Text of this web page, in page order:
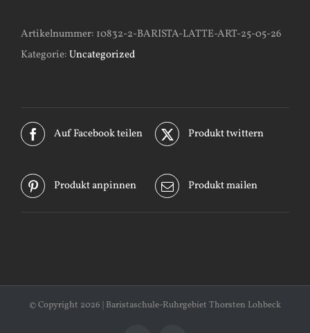
Artikelnummer: 10832-2-BARISTA-LATTE-ART-25-05-26
Kategorie:Uncategorized
Auf Facebook teilen Produkt twittern
Produkt anpinnen Produkt mailen
© Copyright 2026 | Baristaschule-Ruhrgebiet Thorsten Lohbeck